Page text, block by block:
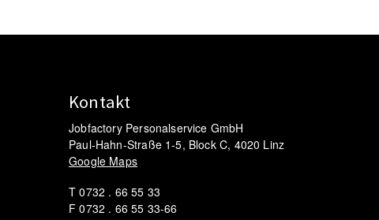
Kontakt
Jobfactory Personalservice GmbH
Paul-Hahn-Straße 1-5, Block C, 4020 Linz
Google Maps
T 0732 . 66 55 33
F 0732 . 66 55 33-66